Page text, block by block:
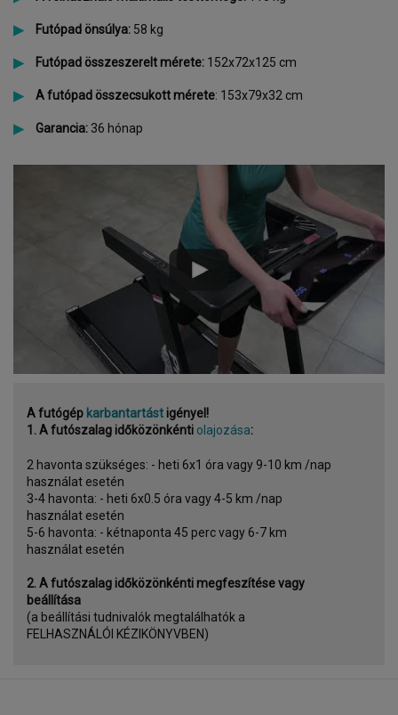
Futópad önsúlya: 58 kg
Futópad összeszerelt mérete: 152x72x125 cm
A futópad összecsukott mérete: 153x79x32 cm
Garancia: 36 hónap
A futógép karbantartástigényel!
1. A futószalag időközönkénti olajozása:
2 havonta szükséges: - heti 6x1 óra vagy 9-10 km /nap
használat esetén
3-4 havonta: - heti 6x0.5 óra vagy 4-5 km /nap
használat esetén
5-6 havonta: - kétnaponta 45 perc vagy 6-7 km
használat esetén
2. A futószalag időközönkénti megfeszítése vagy
beállítása
(a beállítási tudnivalók megtalálhatók a
FELHASZNÁLÓI KÉZIKÖNYVBEN)